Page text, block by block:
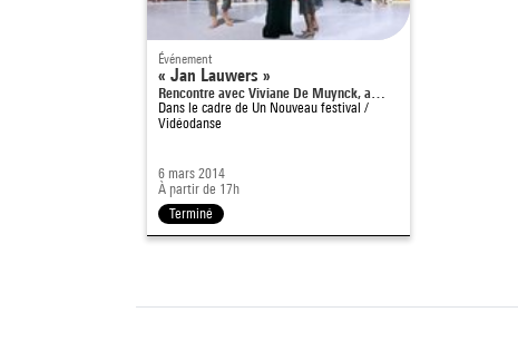
Événement
« Jan Lauwers »
Rencontre avec Viviane De Muynck, a…
Dans le cadre de Un Nouveau festival /
Vidéodanse
6 mars 2014
À partir de 17h
Terminé